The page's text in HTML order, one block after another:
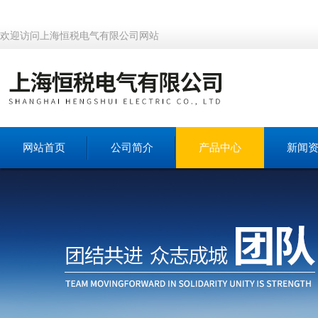
欢迎访问上海恒税电气有限公司网站
网站首页 公司简介 产品中心 新闻